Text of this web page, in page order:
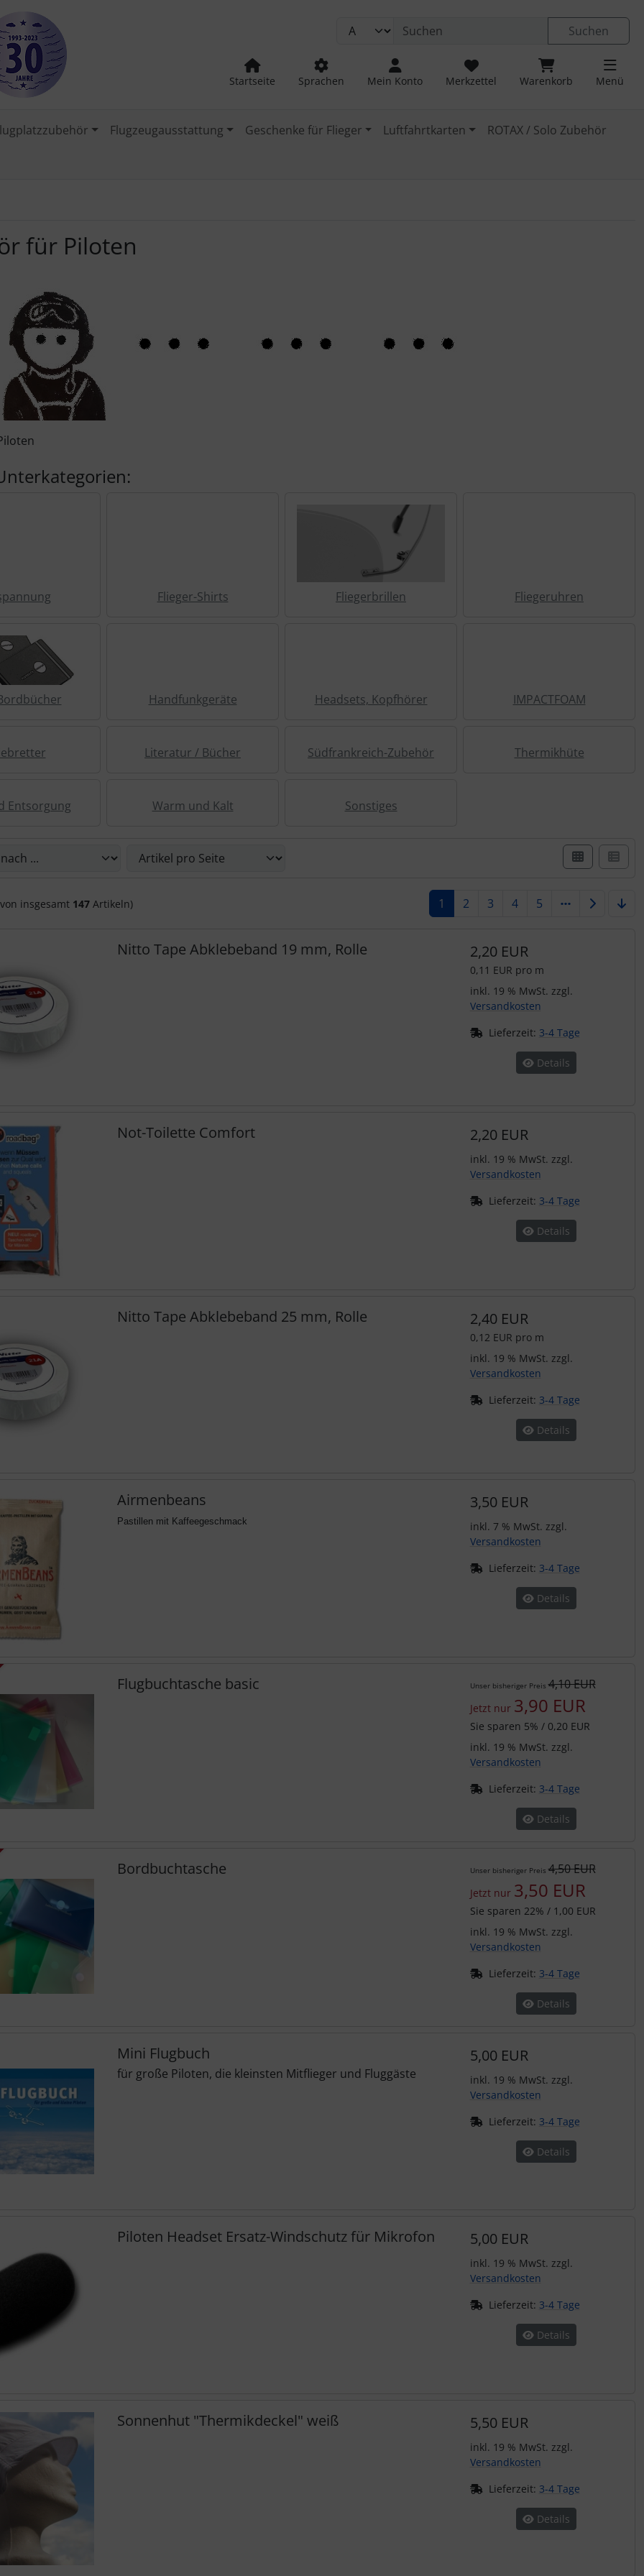
Suchen
Startseite Sprachen Mein Konto Merkzettel Warenkorb Menü
Flugzeugausstattung Geschenke für Flieger Luftfahrtkarten
ROTAX / Solo Zubehör
für Piloten
Flieger-Shirts Fliegerbrillen Fliegeruhren
Handfunkgeräte Headsets, Kopfhörer IMPACTFOAM
Literatur / Bücher Südfrankreich-Zubehör Thermikhüte
Entsorgung Warm und Kalt Sonstiges
insgesamt 147 Artikeln) 1 2 3 4 5
Nitto Tape Abklebeband 19 mm, Rolle 2,20 EUR
0,11 EUR pro m
inkl. 19 % MwSt. zzgl.
Versandkosten
Lieferzeit: 3-4 Tage
Details
Not-Toilette Comfort 2,20 EUR
inkl. 19 % MwSt. zzgl.
Versandkosten
Lieferzeit: 3-4 Tage
Details
Nitto Tape Abklebeband 25 mm, Rolle 2,40 EUR
0,12 EUR pro m
inkl. 19 % MwSt. zzgl.
Versandkosten
Lieferzeit: 3-4 Tage
Details
Airmenbeans
Pastillen mit Kaffeegeschmack
3,50 EUR
inkl. 7 % MwSt. zzgl.
Versandkosten
Lieferzeit: 3-4 Tage
Details
Flugbuchtasche basic Unser bisheriger Preis4,10 EUR
Jetzt nur 3,90 EUR
Sie sparen 5% / 0,20 EUR
inkl. 19 % MwSt. zzgl.
Versandkosten
Lieferzeit: 3-4 Tage
Details
Bordbuchtasche Unser bisheriger Preis4,50 EUR
Jetzt nur 3,50 EUR
Sie sparen 22% / 1,00 EUR
inkl. 19 % MwSt. zzgl.
Versandkosten
Lieferzeit: 3-4 Tage
Details
Mini Flugbuch
für große Piloten, die kleinsten Mitflieger und Fluggäste
5,00 EUR
inkl. 19 % MwSt. zzgl.
Versandkosten
Lieferzeit: 3-4 Tage
Details
Piloten Headset Ersatz-Windschutz für Mikrofon 5,00 EUR
inkl. 19 % MwSt. zzgl.
Versandkosten
Lieferzeit: 3-4 Tage
Details
Sonnenhut "Thermikdeckel" weiß 5,50 EUR
inkl. 19 % MwSt. zzgl.
Versandkosten
Lieferzeit: 3-4 Tage
Details